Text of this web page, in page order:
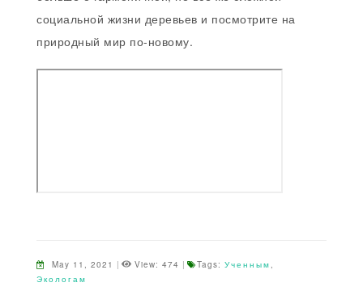
социальной жизни деревьев и посмотрите на
природный мир по-новому.
May 11, 2021 | View: 474 | Tags: Ученным ,
Экологам